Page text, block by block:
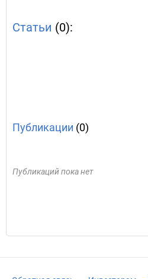
Статьи (0):
Публикации (0)
Публикаций пока нет